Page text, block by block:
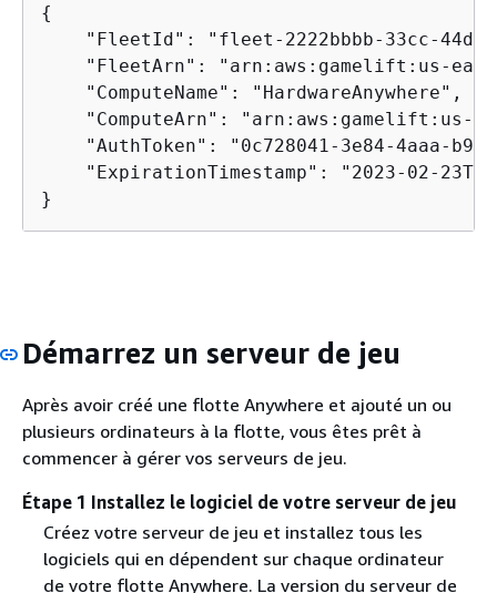
{
"FleetId": "fleet-2222bbbb-33cc-
"FleetArn": "arn:aws:gamelift:us-
    "ComputeName": "HardwareAnywhere",
"ComputeArn": "arn:aws:gamelift:us-
"AuthToken": "0c728041-3e84-4aaa-
"ExpirationTimestamp": "2023-02-
}
Démarrez un serveur de jeu
Après avoir créé une flotte Anywhere et ajouté un ou
plusieurs ordinateurs à la flotte, vous êtes prêt à
commencer à gérer vos serveurs de jeu.
Étape 1 Installez le logiciel de votre serveur de jeu
Créez votre serveur de jeu et installez tous les
logiciels qui en dépendent sur chaque ordinateur
de votre flotte Anywhere. La version du serveur de